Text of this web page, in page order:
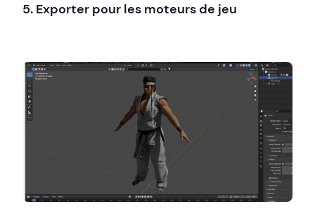
5. Exporter pour les moteurs de jeu